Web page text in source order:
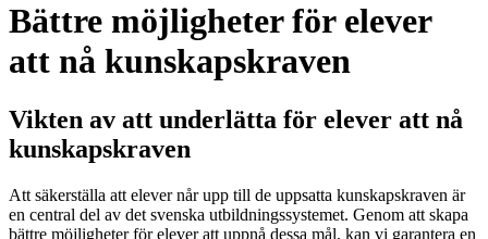
Bättre möjligheter för elever
att nå kunskapskraven
Vikten av att underlätta för elever att nå
kunskapskraven
Att säkerställa att elever når upp till de uppsatta kunskapskraven är
en central del av det svenska utbildningssystemet. Genom att skapa
bättre möjligheter för elever att uppnå dessa mål, kan vi garantera en